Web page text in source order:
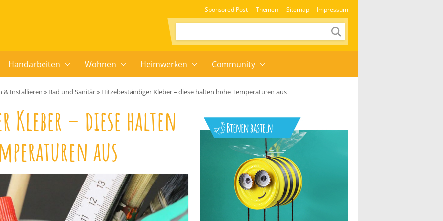
Sponsored Post Themen Sitemap Impressum
Handarbeiten Wohnen Heimwerken Community
& Installieren » Bad und Sanitär» Hitzebeständiger Kleber – diese halten hohe Temperaturen aus
Kleber – diese halten
aus